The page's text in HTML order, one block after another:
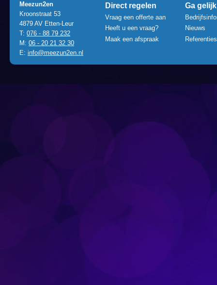
Meezun2en
Kroonstraat 53
4879 AV Etten-Leur
T: 076 - 88 79 232
M: 06 - 20 21 32 30
E: info@meezun2en.nl
Direct regelen
Vraag een offerte aan
Heeft u een vraag?
Maak een afspraak
Ga
Nieuws
Referenties